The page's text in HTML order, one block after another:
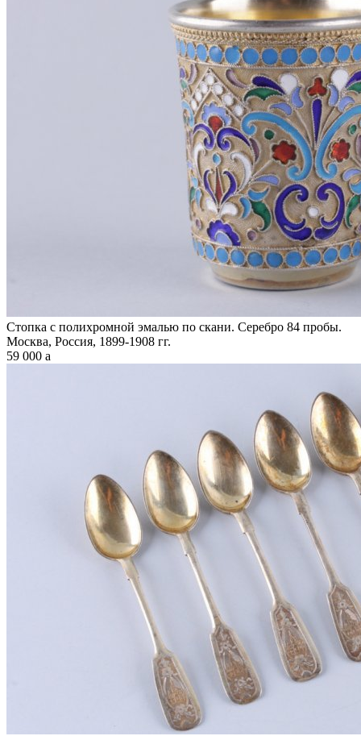
Стопка с полихромной эмалью по скани. Серебро 84 пробы.
Москва, Россия, 1899-1908 гг.
59 000 a